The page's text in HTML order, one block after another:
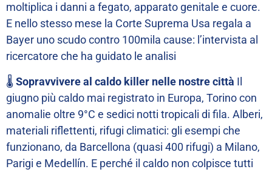
moltiplica i danni a fegato, apparato genitale e cuore.
E nello stesso mese la Corte Suprema Usa regala a
Bayer uno scudo contro 100mila cause: l’intervista al
ricercatore che ha guidato le analisi
🌡️Sopravvivere al caldo killer nelle nostre città Il
giugno più caldo mai registrato in Europa, Torino con
anomalie oltre 9°C e sedici notti tropicali di fila. Alberi,
materiali riflettenti, rifugi climatici: gli esempi che
funzionano, da Barcellona (quasi 400 rifugi) a Milano,
Parigi e Medellín. E perché il caldo non colpisce tutti